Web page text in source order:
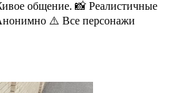
общение. 📸 Реалистичные
⚠️ Все персонажи